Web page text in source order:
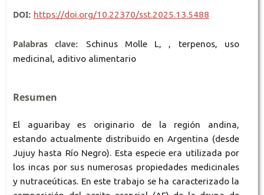
DOI: https://doi.org/10.22370/sst.2025.13.5488
Palabras clave:
Schinus Molle L, , terpenos, uso
medicinal, aditivo alimentario
Resumen
El aguaribay es originario de la región andina,
estando actualmente distribuido en Argentina (desde
Jujuy hasta Río Negro). Esta especie era utilizada por
los incas por sus numerosas propiedades medicinales
y nutraceúticas. En este trabajo se ha caracterizado la